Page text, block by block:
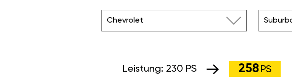
Chevrolet
Leistung: 230 PS 258 PS